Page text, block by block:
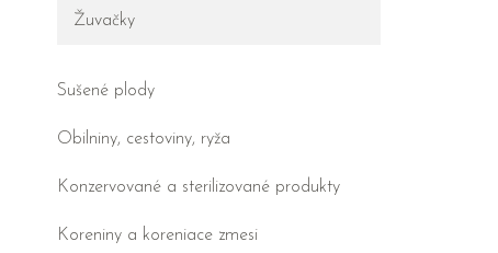
Žuvačky
Sušené plody
Obilniny, cestoviny, ryža
Konzervované a sterilizované produkty
Koreniny a koreniace zmesi